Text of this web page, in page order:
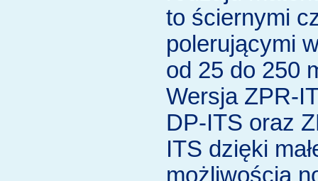
to ściernymi
polerującymi
od 25 do 250
Wersja ZPR-
DP-ITS oraz
ITS dzięki
możliwością